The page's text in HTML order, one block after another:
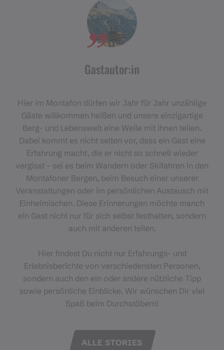
Gastautor:in
Hier im Montafon dürfen wir Jahr für Jahr unzählige
Gäste willkommen heißen und unsere einzigartige
Berg- und Lebenswelt eine Weile mit ihnen teilen.
Dabei kommt es nicht selten vor, dass ein Gast eine
Erfahrung macht, die er nicht so schnell wieder
vergisst – sei es beim Wandern oder Skifahren in den
Montafoner Bergen, beim Besuch einer unserer
Veranstaltungen oder im persönlichen Austausch mit
Einheimischen. Diese Erinnerungen möchte manch
ein Gast nicht nur für sich selbst festhalten, sondern
auch mit anderen teilen.
Hier findest Du nicht nur Erfahrungs- und
Erlebnisberichte von verschiedensten Personen,
sondern auch den ein oder andere nützliche Tipp
sowie persönliche Einblicke. Wir wünschen Dir viel
Spaß beim Durchstöbern!
ALLE STORIES